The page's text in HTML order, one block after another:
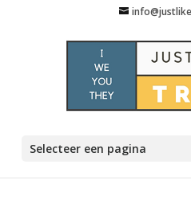
Selecteer een pagina